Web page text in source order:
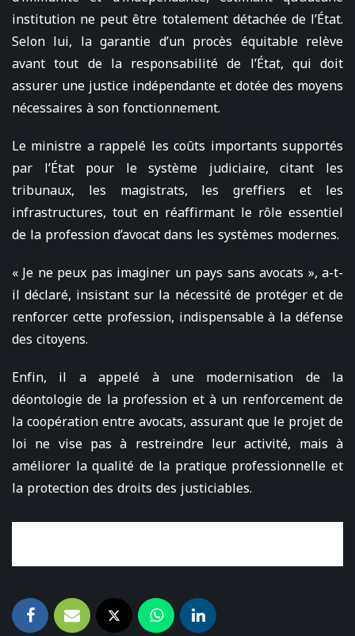
institution ne peut être totalement détachée de l’État.
Selon lui, la garantie d’un procès équitable relève
avant tout de la responsabilité de l’État, qui doit
assurer une justice indépendante et dotée des moyens
nécessaires à son fonctionnement.
Le ministre a rappelé les coûts importants supportés
par l’État pour le système judiciaire, citant les
tribunaux, les magistrats, les greffiers et les
infrastructures, tout en réaffirmant le rôle essentiel
de la profession d’avocat dans les systèmes modernes.
« Je ne peux pas imaginer un pays sans avocats », a-t-
il déclaré, insistant sur la nécessité de protéger et de
renforcer cette profession, indispensable à la défense
des citoyens.
Enfin, il a appelé à une modernisation de la
déontologie de la profession et à un renforcement de
la coopération entre avocats, assurant que le projet de
loi ne vise pas à restreindre leur activité, mais à
améliorer la qualité de la pratique professionnelle et
la protection des droits des justiciables.